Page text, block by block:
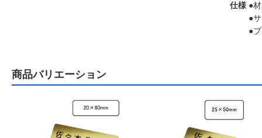
仕様 ●
●
●
商品バリエーション